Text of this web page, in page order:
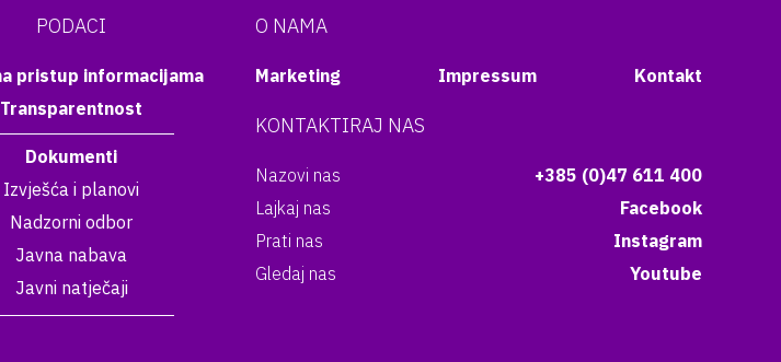
PODACI
pristup informacijama
Transparentnost
Dokumenti
Izvješća i planovi
Nadzorni odbor
Javna nabava
Javni natječaji
O NAMA
Marketing Impressum Kontakt
KONTAKTIRAJ NAS
Nazovi nas
+385 (0)47 611 400
Lajkaj nas
Facebook
Prati nas
Instagram
Gledaj nas
Youtube